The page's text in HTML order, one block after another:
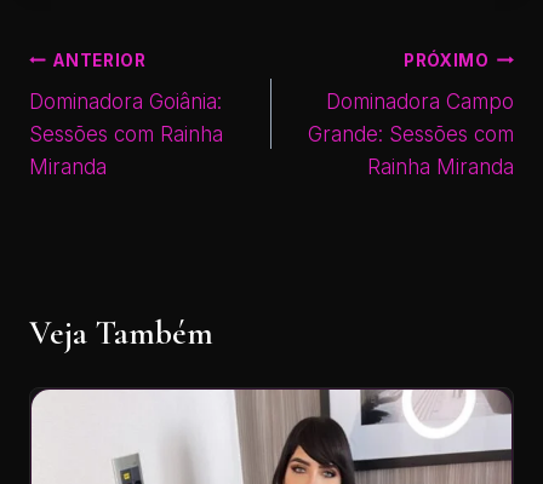
ANTERIOR
Dominadora Goiânia:
Sessões com Rainha
Miranda
PRÓXIMO
Dominadora Campo
Grande: Sessões com
Rainha Miranda
Veja Também